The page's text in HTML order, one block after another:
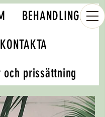
BEHANDLINGAR
KONTAKTA
och prissättning